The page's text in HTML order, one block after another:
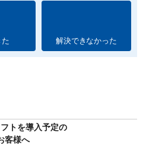
た 解決できなかった
トを導入予定の
客様へ